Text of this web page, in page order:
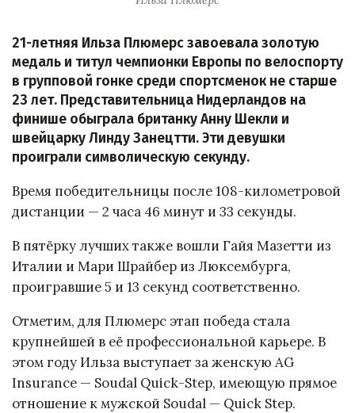
21-летняя Ильза Плюмерс завоевала золотую
медаль и титул чемпионки Европы по велоспорту
в групповой гонке среди спортсменок не старше
23 лет. Представительница Нидерландов на
финише обыграла британку Анну Шекли и
швейцарку Линду Занецтти. Эти девушки
проиграли символическую секунду.
Время победительницы после 108-километровой
дистанции — 2 часа 46 минут и 33 секунды.
В пятёрку лучших также вошли Гайя Мазетти из
Италии и Мари Шрайбер из Люксембурга,
проигравшие 5 и 13 секунд соответственно.
Отметим, для Плюмерс этап победа стала
крупнейшей в её профессиональной карьере. В
этом году Ильза выступает за женскую AG
Insurance — Soudal Quick-Step, имеющую прямое
отношение к мужской Soudal — Quick Step.